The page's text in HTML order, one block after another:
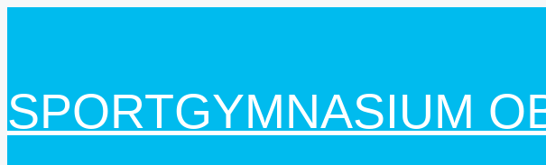
SPORTGYMNASIUM